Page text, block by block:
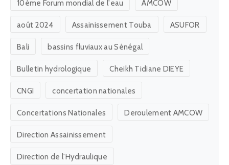
10éme Forum mondial de l'eau AMCOW
août 2024 Assainissement Touba ASUFOR
Bali bassins fluviaux au Sénégal
Bulletin hydrologique Cheikh Tidiane DIEYE
CNGI concertation nationales
Concertations Nationales Deroulement AMCOW
Direction Assainissement
Direction de l'Hydraulique